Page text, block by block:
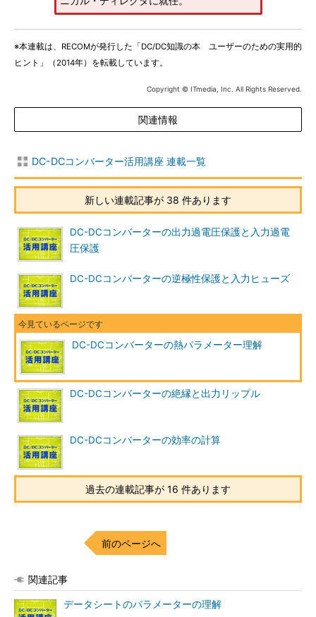
※本連載は、RECOMが発行した「DC/DC知識の本 ユーザーのための実用的
ヒント」（2014年）を転載しています。
Copyright © ITmedia, Inc. All Rights Reserved.
関連情報
DC-DCコンバーター活用講座 連載一覧
新しい連載記事が 38 件あります
DC-DCコンバーターの出力過電圧保護と入力過電
圧保護
DC-DCコンバーターの逆極性保護と入力ヒューズ
DC-DCコンバーターの熱パラメーター理解
DC-DCコンバーターの絶縁と出力リップル
DC-DCコンバーターの効率の計算
過去の連載記事が 16 件あります
前のページへ
関連記事
データシートのパラメーターの理解